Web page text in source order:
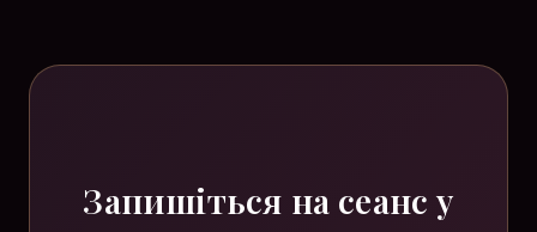
Запишіться на сеанс у